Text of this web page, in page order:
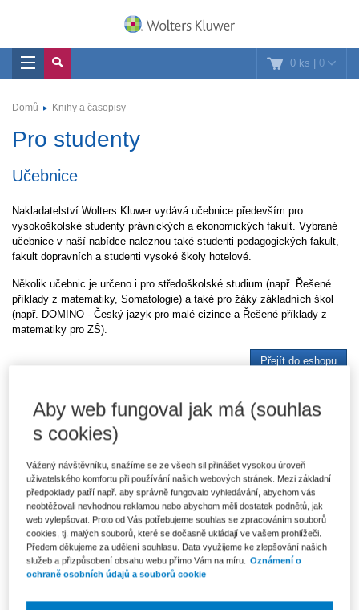
0 ks | 0
Domů Knihy a časopisy
Pro studenty
Učebnice
Nakladatelství Wolters Kluwer vydává učebnice především pro
vysokoškolské studenty právnických a ekonomických fakult. Vybrané
učebnice v naší nabídce naleznou také studenti pedagogických fakult,
fakult dopravních a studenti vysoké školy hotelové.
Několik učebnic je určeno i pro středoškolské studium (např. Řešené
příklady z matematiky, Somatologie) a také pro žáky základních škol
(např. DOMINO - Český jazyk pro malé cizince a Řešené příklady z
matematiky pro ZŠ).
Přejít do eshopu
Aby web fungoval jak má (souhlas
s cookies)
Vážený návštěvníku, snažíme se ze všech sil přinášet vysokou úroveň
uživatelského komfortu při používání našich webových stránek. Mezi základní
předpoklady patří např. aby správně fungovalo vyhledávání, abychom vás
neobtěžovali nevhodnou reklamou nebo abychom měli dostatek podnětů, jak
web vylepšovat. Proto od Vás potřebujeme souhlas se zpracováním souborů
cookies, tj. malých souborů, které se dočasně ukládají ve vašem prohlížeči.
Předem děkujeme za udělení souhlasu. Data využijeme ke zlepšování našich
služeb a přizpůsobení obsahu webu přímo Vám na míru.
Oznámení o
ochraně osobních údajů a souborů cookie